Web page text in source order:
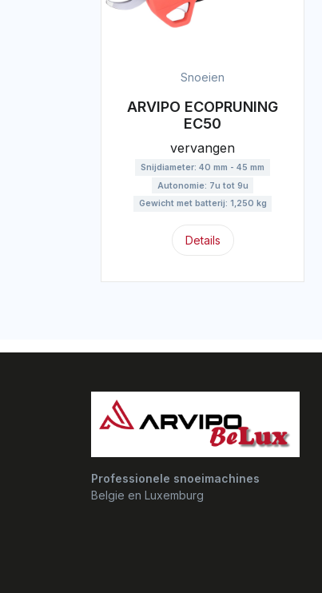
Snoeien
ARVIPO ECOPRUNING
EC50
vervangen
Snijdiameter: 40 mm - 45 mm
Autonomie: 7u tot 9u
Gewicht met batterij: 1,250 kg
Details
Professionele snoeimachines
Belgie en Luxemburg